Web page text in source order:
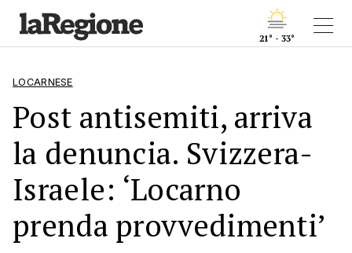
21° - 33°
LOCARNESE
Post antisemiti, arriva
la denuncia. Svizzera-
Israele: ‘Locarno
prenda provvedimenti’